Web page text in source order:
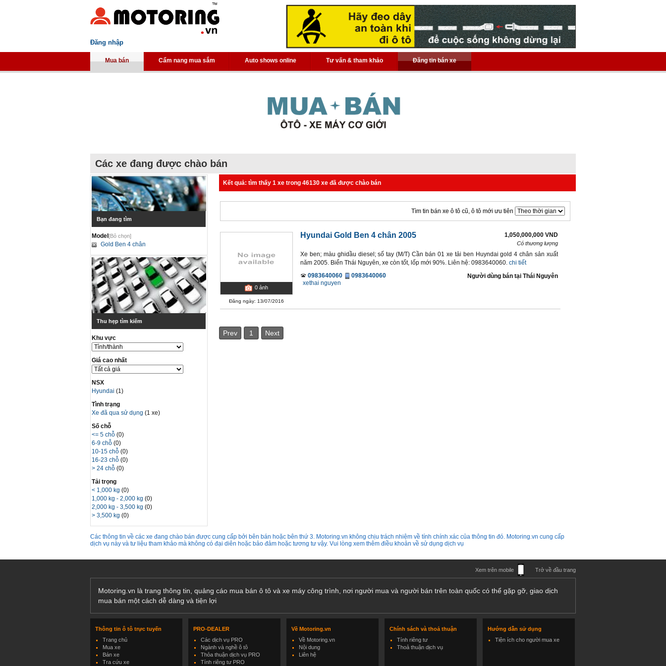
Đăng nhập
Mua bán Cẩm nang mua sắm Auto shows online Tư vấn & tham khảo Đăng tin bán xe
Các xe đang được chào bán
Bạn đang tìm
Model[Bỏ chọn]
Gold Ben 4 chân
Thu hẹp tìm kiếm
Khu vực
Giá cao nhất
NSX
Hyundai(1)
Tình trạng
Xe đã qua sử dụng (1 xe)
Số chỗ
<= 5 chỗ(0)
6-9 chỗ(0)
10-15 chỗ(0)
16-23 chỗ(0)
> 24 chỗ(0)
Tải trọng
< 1,000 kg(0)
1,000 kg - 2,000 kg(0)
2,000 kg - 3,500 kg(0)
> 3,500 kg(0)
Kết quả: tìm thấy 1 xe trong 46130 xe đã được chào bán
Tìm tin bán xe ô tô cũ, ô tô mới ưu tiên
0 ảnh
Đăng ngày: 13/07/2016
Hyundai Gold Ben 4 chân 2005 1,050,000,000 VND
Có thương lượng
Xe ben; màu ghidầu diesel; số tay (M/T) Cần bán 01 xe tải ben Huyndai gold 4 chân sản xuất
năm 2005. Biển Thái Nguyên, xe còn tốt, lốp mới 90%. Liên hệ: 0983640060. chi tiết
0983640060
0983640060
xethai nguyen
Người dùng bán tại Thái Nguyên
Prev 1 Next
Các thông tin về các xe đang chào bán được cung cấp bởi bên bán hoặc bên thứ 3. Motoring.vn không chịu trách nhiệm về tính chính xác của thông tin đó. Motoring.vn cung cấp
dịch vụ này và tư liệu tham khảo mà không có đại diên hoặc bảo đảm hoặc tương tư vậy. Vui lòng xem thêm điều khoản về sử dụng dịch vụ
Xem trên mobile Trở về đầu trang
Motoring.vn là trang thông tin, quảng cáo mua bán ô tô và xe máy công trình, nơi người mua và người bán trên toàn quốc có thể gặp gỡ, giao dịch
mua bán một cách dễ dàng và tiện lợi
Thông tin ô tô trực tuyến
Trang chủ
Mua xe
Bán xe
Tra cứu xe
PRO-DEALER
Các dịch vụ PRO
Ngành và nghề ô tô
Thỏa thuận dịch vụ PRO
Tính riêng tư PRO
Về Motoring.vn
Về Motoring.vn
Nội dung
Liên hệ
Chính sách và thoả thuận
Tính riêng tư
Thoả thuận dịch vụ
Hướng dẫn sử dụng
Tiện ích cho người mua xe